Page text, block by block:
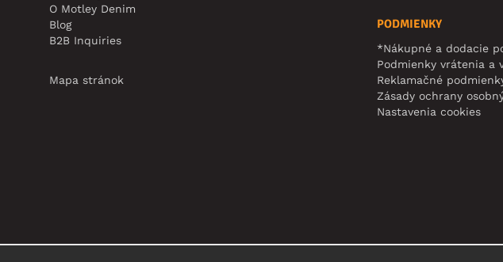
O Motley Denim
Blog
B2B Inquiries
Mapa stránok
PODMIENKY
*Nákupné a dodacie
Podmienky vrátenia a
Reklamačné
Zásady ochrany
Nastavenia cookies